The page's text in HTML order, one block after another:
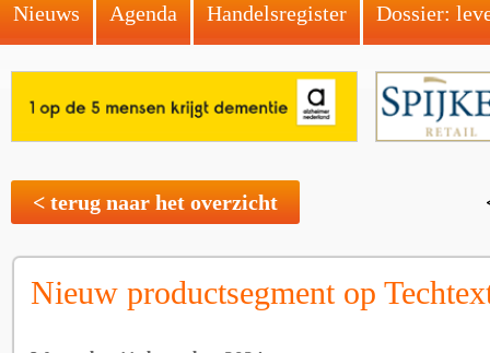
Nieuws Agenda Handelsregister Dossier:
< terug naar het overzicht
Nieuw productsegment op